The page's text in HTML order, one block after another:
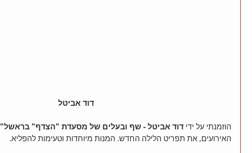
דוד אביטל
הוזמנתי על ידי דוד אביטל - שף ובעלים של מסעדת "הצדף"
האירועים, את תפריט הלילה החדש. המנות מיוחדות וטעימות להפליא.